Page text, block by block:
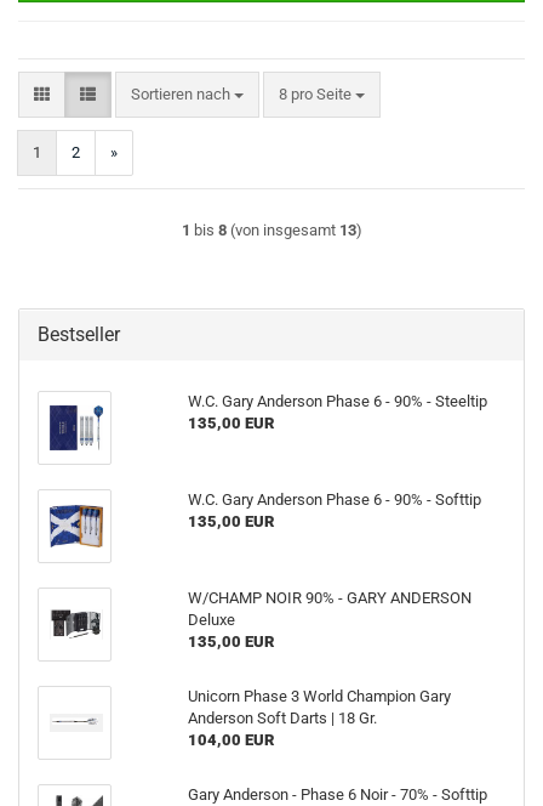
Sortieren nach
Sortieren nach 8 pro Seite
pro Seite
1 2 »
1 bis 8(von insgesamt 13)
Bestseller
W.C. Gary Anderson Phase 6 - 90% - Steeltip
135,00 EUR
W.C. Gary Anderson Phase 6 - 90% - Softtip
135,00 EUR
W/CHAMP NOIR 90% - GARY ANDERSON
Deluxe
135,00 EUR
Unicorn Phase 3 World Champion Gary
Anderson Soft Darts | 18 Gr.
104,00 EUR
Gary Anderson - Phase 6 Noir - 70% - Softtip